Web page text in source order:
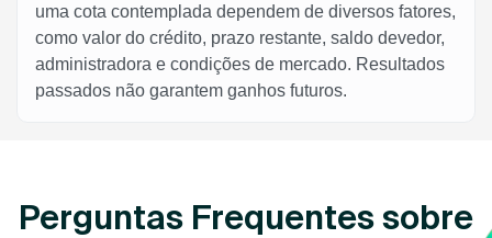
uma cota contemplada dependem de diversos fatores,
como valor do crédito, prazo restante, saldo devedor,
administradora e condições de mercado. Resultados
passados não garantem ganhos futuros.
Perguntas Frequentes sobre